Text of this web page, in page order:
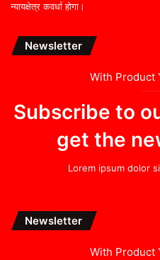
न्यायक्षेत्र कवर्धा होगा।
Newsletter
With Product
Subscribe to
get the
Lorem ipsum dolor
Newsletter
With Product